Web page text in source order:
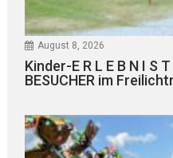
August 8, 2026
Kinder-E R L E B N I S
BESUCHER im